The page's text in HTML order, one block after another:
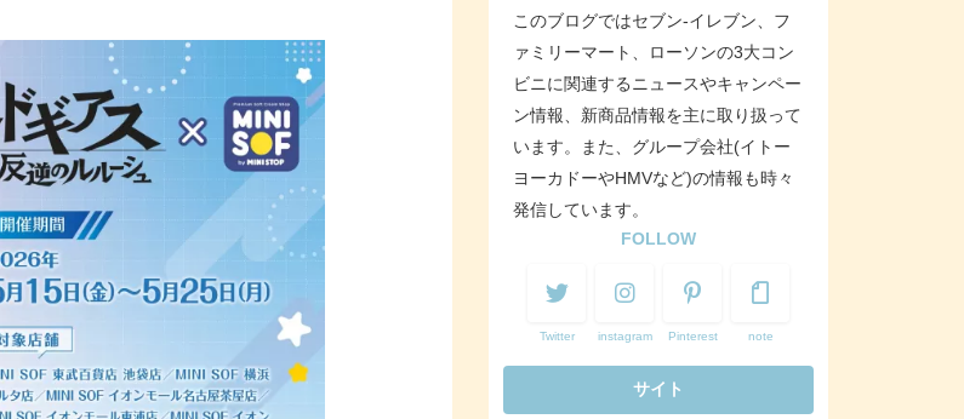
このブログではセブン-イレブン、フ
ァミリーマート、ローソンの3大コン
ビニに関連するニュースやキャンペー
ン情報、新商品情報を主に取り扱って
います。また、グループ会社(イトー
ヨーカドーやHMVなど)の情報も時々
発信しています。
FOLLOW
Twitter instagram Pinterest note